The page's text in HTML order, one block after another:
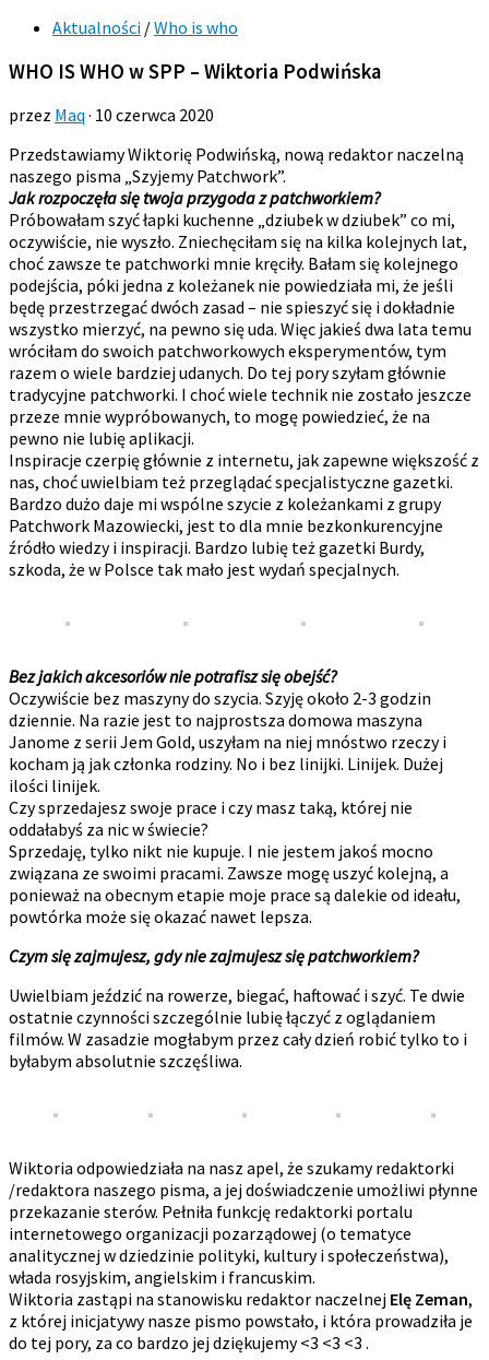
Aktualności /Who is who
WHO IS WHO w SPP – Wiktoria Podwińska
przez Maq · 10 czerwca 2020
Przedstawiamy Wiktorię Podwińską, nową redaktor naczelną
naszego pisma „Szyjemy Patchwork”.
Jak rozpoczęła się twoja przygoda z patchworkiem?
Próbowałam szyć łapki kuchenne „dziubek w dziubek” co mi,
oczywiście, nie wyszło. Zniechęciłam się na kilka kolejnych lat,
choć zawsze te patchworki mnie kręciły. Bałam się kolejnego
podejścia, póki jedna z koleżanek nie powiedziała mi, że jeśli
będę przestrzegać dwóch zasad – nie spieszyć się i dokładnie
wszystko mierzyć, na pewno się uda. Więc jakieś dwa lata temu
wróciłam do swoich patchworkowych eksperymentów, tym
razem o wiele bardziej udanych. Do tej pory szyłam głównie
tradycyjne patchworki. I choć wiele technik nie zostało jeszcze
przeze mnie wypróbowanych, to mogę powiedzieć, że na
pewno nie lubię aplikacji.
Inspiracje czerpię głównie z internetu, jak zapewne większość z
nas, choć uwielbiam też przeglądać specjalistyczne gazetki.
Bardzo dużo daje mi wspólne szycie z koleżankami z grupy
Patchwork Mazowiecki, jest to dla mnie bezkonkurencyjne
źródło wiedzy i inspiracji. Bardzo lubię też gazetki Burdy,
szkoda, że w Polsce tak mało jest wydań specjalnych.
Bez jakich akcesoriów nie potrafisz się obejść?
Oczywiście bez maszyny do szycia. Szyję około 2-3 godzin
dziennie. Na razie jest to najprostsza domowa maszyna
Janome z serii Jem Gold, uszyłam na niej mnóstwo rzeczy i
kocham ją jak członka rodziny. No i bez linijki. Linijek. Dużej
ilości linijek.
Czy sprzedajesz swoje prace i czy masz taką, której nie
oddałabyś za nic w świecie?
Sprzedaję, tylko nikt nie kupuje. I nie jestem jakoś mocno
związana ze swoimi pracami. Zawsze mogę uszyć kolejną, a
ponieważ na obecnym etapie moje prace są dalekie od ideału,
powtórka może się okazać nawet lepsza.
Czym się zajmujesz, gdy nie zajmujesz się patchworkiem?
Uwielbiam jeździć na rowerze, biegać, haftować i szyć. Te dwie
ostatnie czynności szczególnie lubię łączyć z oglądaniem
filmów. W zasadzie mogłabym przez cały dzień robić tylko to i
byłabym absolutnie szczęśliwa.
Wiktoria odpowiedziała na nasz apel, że szukamy redaktorki
/redaktora naszego pisma, a jej doświadczenie umożliwi płynne
przekazanie sterów. Pełniła funkcję redaktorki portalu
internetowego organizacji pozarządowej (o tematyce
analitycznej w dziedzinie polityki, kultury i społeczeństwa),
włada rosyjskim, angielskim i francuskim.
Wiktoria zastąpi na stanowisku redaktor naczelnej Elę Zeman,
z której inicjatywy nasze pismo powstało, i która prowadziła je
do tej pory, za co bardzo jej dziękujemy <3 <3 <3 .